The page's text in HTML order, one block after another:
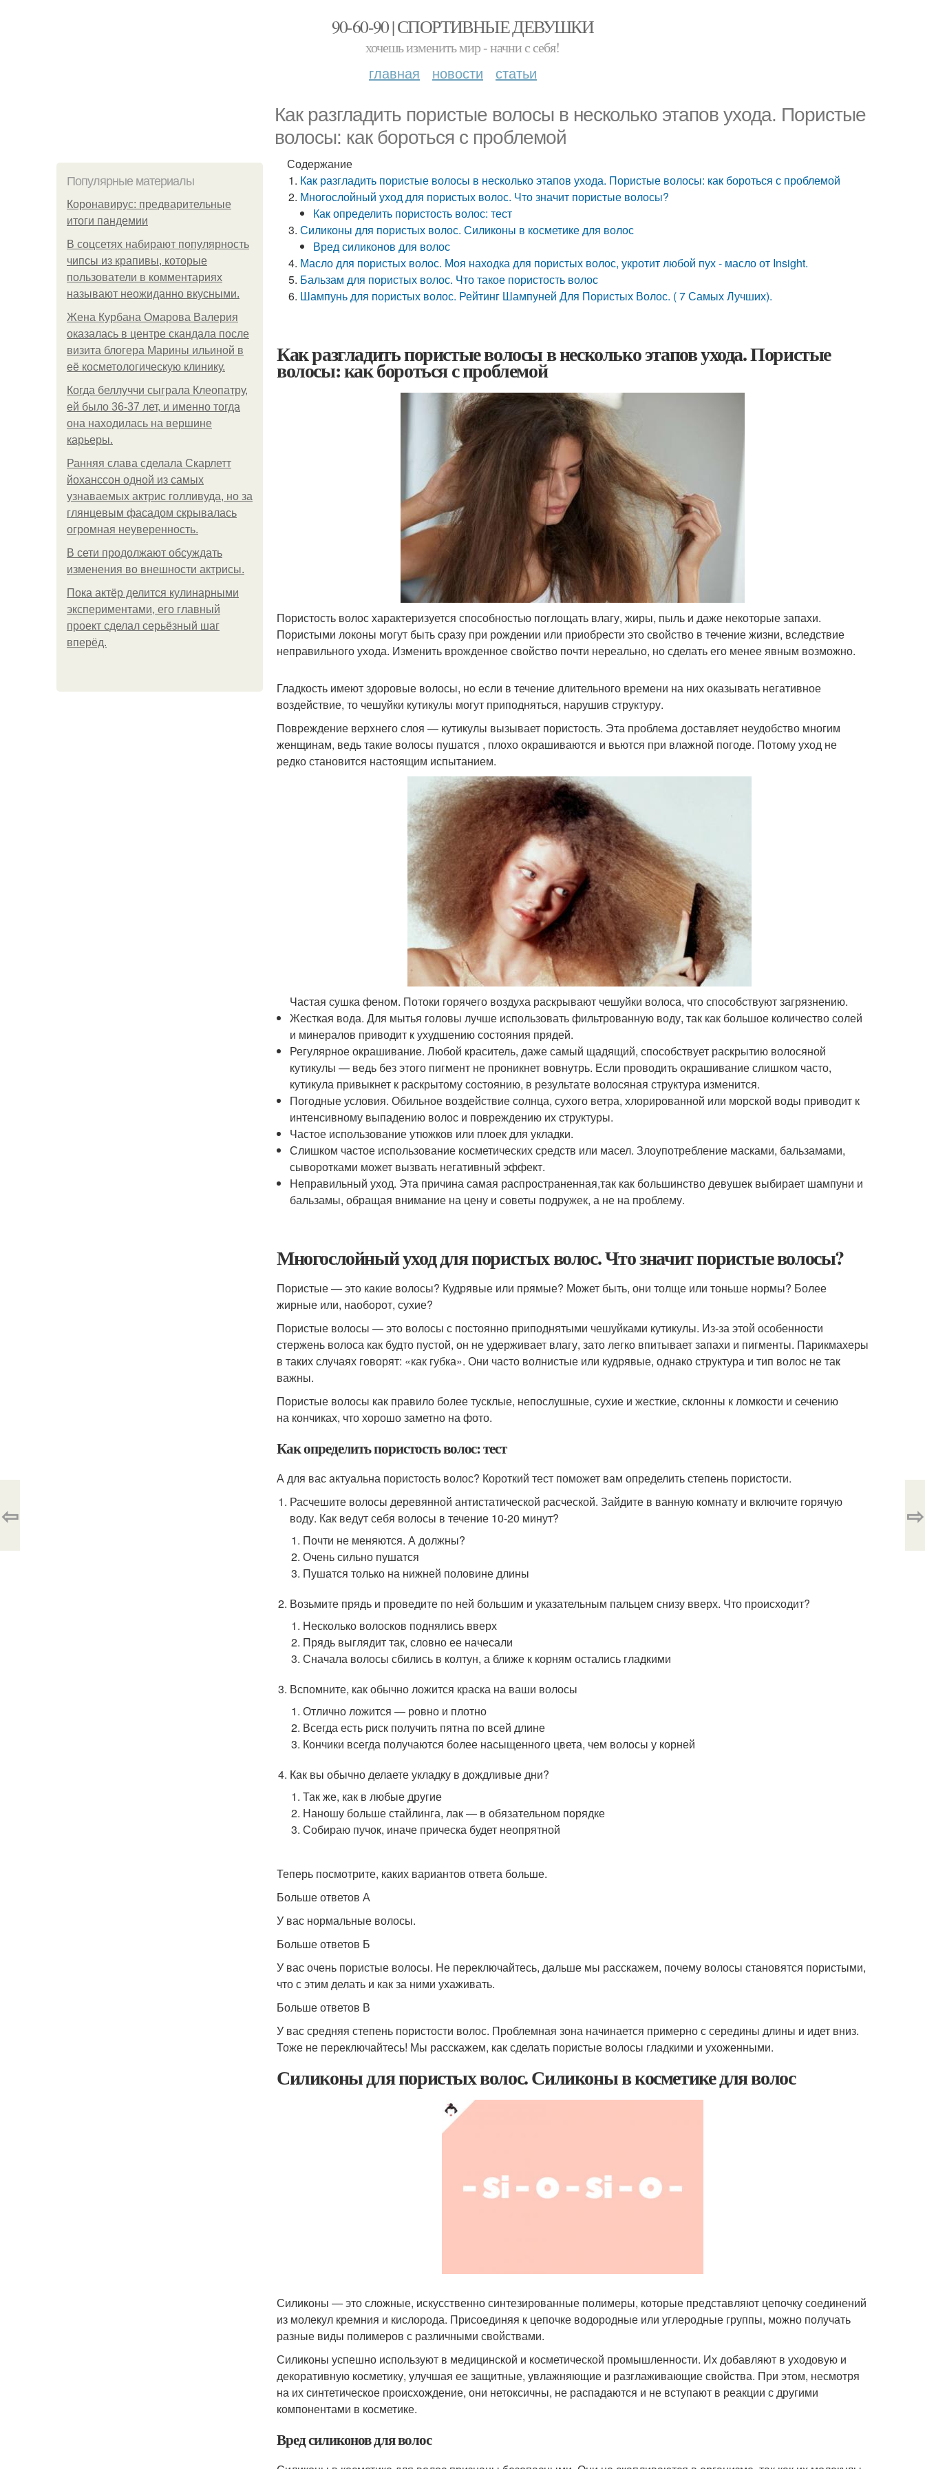
90-60-90 | СПОРТИВНЫЕ ДЕВУШКИ
хочешь изменить мир - начни с себя!
главная новости статьи
Как разгладить пористые волосы в несколько этапов ухода. Пористые
волосы: как бороться с проблемой
Популярные материалы
Коронавирус: предварительные
итоги пандемии
В соцсетях набирают популярность
чипсы из крапивы, которые
пользователи в комментариях
называют неожиданно вкусными.
Жена Курбана Омарова Валерия
оказалась в центре скандала после
визита блогера Марины ильиной в
её косметологическую клинику.
Когда беллуччи сыграла Клеопатру,
ей было 36-37 лет, и именно тогда
она находилась на вершине
карьеры.
Ранняя слава сделала Скарлетт
йоханссон одной из самых
узнаваемых актрис голливуда, но за
глянцевым фасадом скрывалась
огромная неуверенность.
В сети продолжают обсуждать
изменения во внешности актрисы.
Пока актёр делится кулинарными
экспериментами, его главный
проект сделал серьёзный шаг
вперёд.
Содержание
Как разгладить пористые волосы в несколько этапов ухода. Пористые волосы: как бороться с проблемой
Многослойный уход для пористых волос. Что значит пористые волосы?
Как определить пористость волос: тест
Силиконы для пористых волос. Силиконы в косметике для волос
Вред силиконов для волос
Масло для пористых волос. Моя находка для пористых волос, укротит любой пух - масло от Insight.
Бальзам для пористых волос. Что такое пористость волос
Шампунь для пористых волос. Рейтинг Шампуней Для Пористых Волос. ( 7 Самых Лучших).
Как разгладить пористые волосы в несколько этапов ухода. Пористые
волосы: как бороться с проблемой
Пористость волос характеризуется способностью поглощать влагу, жиры, пыль и даже некоторые запахи.
Пористыми локоны могут быть сразу при рождении или приобрести это свойство в течение жизни, вследствие
неправильного ухода. Изменить врожденное свойство почти нереально, но сделать его менее явным возможно.
Гладкость имеют здоровые волосы, но если в течение длительного времени на них оказывать негативное
воздействие, то чешуйки кутикулы могут приподняться, нарушив структуру.
Повреждение верхнего слоя — кутикулы вызывает пористость. Эта проблема доставляет неудобство многим
женщинам, ведь такие волосы пушатся , плохо окрашиваются и вьются при влажной погоде. Потому уход не
редко становится настоящим испытанием.
Частая сушка феном. Потоки горячего воздуха раскрывают чешуйки волоса, что способствуют загрязнению.
Жесткая вода. Для мытья головы лучше использовать фильтрованную воду, так как большое количество солей
и минералов приводит к ухудшению состояния прядей.
Регулярное окрашивание. Любой краситель, даже самый щадящий, способствует раскрытию волосяной
кутикулы — ведь без этого пигмент не проникнет вовнутрь. Если проводить окрашивание слишком часто,
кутикула привыкнет к раскрытому состоянию, в результате волосяная структура изменится.
Погодные условия. Обильное воздействие солнца, сухого ветра, хлорированной или морской воды приводит к
интенсивному выпадению волос и повреждению их структуры.
Частое использование утюжков или плоек для укладки.
Слишком частое использование косметических средств или масел. Злоупотребление масками, бальзамами,
сыворотками может вызвать негативный эффект.
Неправильный уход. Эта причина самая распространенная,так как большинство девушек выбирает шампуни и
бальзамы, обращая внимание на цену и советы подружек, а не на проблему.
Многослойный уход для пористых волос. Что значит пористые волосы?
Пористые — это какие волосы? Кудрявые или прямые? Может быть, они толще или тоньше нормы? Более
жирные или, наоборот, сухие?
Пористые волосы — это волосы с постоянно приподнятыми чешуйками кутикулы. Из-за этой особенности
стержень волоса как будто пустой, он не удерживает влагу, зато легко впитывает запахи и пигменты. Парикмахеры
в таких случаях говорят: «как губка». Они часто волнистые или кудрявые, однако структура и тип волос не так
важны.
Пористые волосы как правило более тусклые, непослушные, сухие и жесткие, склонны к ломкости и сечению
на кончиках, что хорошо заметно на фото.
Как определить пористость волос: тест
А для вас актуальна пористость волос? Короткий тест поможет вам определить степень пористости.
Расчешите волосы деревянной антистатической расческой. Зайдите в ванную комнату и включите горячую
воду. Как ведут себя волосы в течение 10-20 минут?
Почти не меняются. А должны?
Очень сильно пушатся
Пушатся только на нижней половине длины
Возьмите прядь и проведите по ней большим и указательным пальцем снизу вверх. Что происходит?
Несколько волосков поднялись вверх
Прядь выглядит так, словно ее начесали
Сначала волосы сбились в колтун, а ближе к корням остались гладкими
Вспомните, как обычно ложится краска на ваши волосы
Отлично ложится — ровно и плотно
Всегда есть риск получить пятна по всей длине
Кончики всегда получаются более насыщенного цвета, чем волосы у корней
Как вы обычно делаете укладку в дождливые дни?
Так же, как в любые другие
Наношу больше стайлинга, лак — в обязательном порядке
Собираю пучок, иначе прическа будет неопрятной
Теперь посмотрите, каких вариантов ответа больше.
Больше ответов А
У вас нормальные волосы.
Больше ответов Б
У вас очень пористые волосы. Не переключайтесь, дальше мы расскажем, почему волосы становятся пористыми,
что с этим делать и как за ними ухаживать.
Больше ответов В
У вас средняя степень пористости волос. Проблемная зона начинается примерно с середины длины и идет вниз.
Тоже не переключайтесь! Мы расскажем, как сделать пористые волосы гладкими и ухоженными.
Силиконы для пористых волос. Силиконы в косметике для волос
Силиконы — это сложные, искусственно синтезированные полимеры, которые представляют цепочку соединений
из молекул кремния и кислорода. Присоединяя к цепочке водородные или углеродные группы, можно получать
разные виды полимеров с различными свойствами.
Силиконы успешно используют в медицинской и косметической промышленности. Их добавляют в уходовую и
декоративную косметику, улучшая ее защитные, увлажняющие и разглаживающие свойства. При этом, несмотря
на их синтетическое происхождение, они нетоксичны, не распадаются и не вступают в реакции с другими
компонентами в косметике.
Вред силиконов для волос
⇦ ⇨